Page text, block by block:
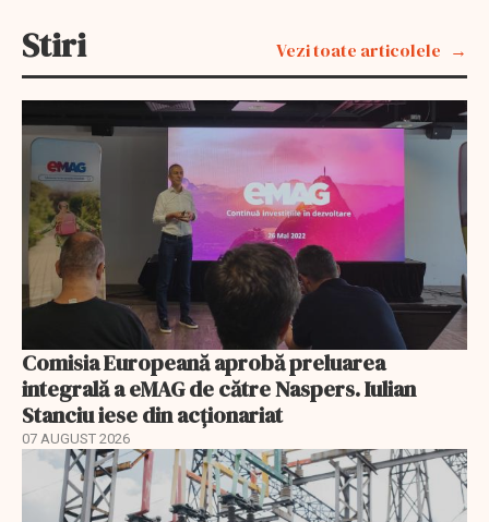
Stiri Vezi toate articolele
Comisia Europeană aprobă preluarea
integrală a eMAG de către Naspers. Iulian
Stanciu iese din acționariat
07 AUGUST 2026